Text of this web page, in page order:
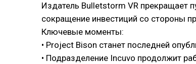
Издатель Bulletstorm VR прекращает
сокращение инвестиций со стороны
Ключевые моменты:
• Project Bison станет последней
• Подразделение Incuvo продолжит